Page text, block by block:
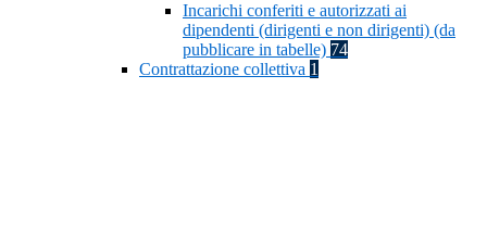
Incarichi conferiti e autorizzati ai
dipendenti (dirigenti e non dirigenti) (da
pubblicare in tabelle) 74
Contrattazione collettiva 1